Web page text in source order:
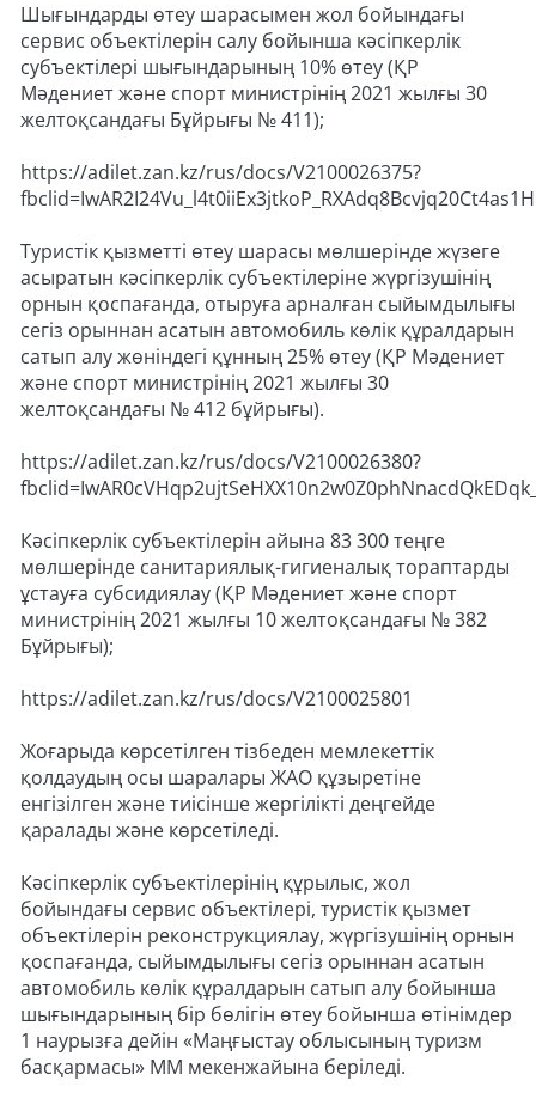
Шығындарды өтеу шарасымен жол бойындағы
сервис объектілерін салу бойынша кәсіпкерлік
субъектілері шығындарының 10% өтеу (ҚР
Мәдениет және спорт министрінің 2021 жылғы 30
желтоқсандағы Бұйрығы № 411);
https://adilet.zan.kz/rus/docs/V2100026375?
Туристік қызметті өтеу шарасы мөлшерінде жүзеге
асыратын кәсіпкерлік субъектілеріне жүргізушінің
орнын қоспағанда, отыруға арналған сыйымдылығы
сегіз орыннан асатын автомобиль көлік құралдарын
сатып алу жөніндегі құнның 25% өтеу (ҚР Мәдениет
және спорт министрінің 2021 жылғы 30
желтоқсандағы № 412 бұйрығы).
https://adilet.zan.kz/rus/docs/V2100026380?
Кәсіпкерлік субъектілерін айына 83 300 теңге
мөлшерінде санитариялық-гигиеналық тораптарды
ұстауға субсидиялау (ҚР Мәдениет және спорт
министрінің 2021 жылғы 10 желтоқсандағы № 382
Бұйрығы);
https://adilet.zan.kz/rus/docs/V2100025801
Жоғарыда көрсетілген тізбеден мемлекеттік
қолдаудың осы шаралары ЖАО құзыретіне
енгізілген және тиісінше жергілікті деңгейде
қаралады және көрсетіледі.
Кәсіпкерлік субъектілерінің құрылыс, жол
бойындағы сервис объектілері, туристік қызмет
объектілерін реконструкциялау, жүргізушінің орнын
қоспағанда, сыйымдылығы сегіз орыннан асатын
автомобиль көлік құралдарын сатып алу бойынша
шығындарының бір бөлігін өтеу бойынша өтінімдер
1 наурызға дейін «Маңғыстау облысының туризм
басқармасы» ММ мекенжайына беріледі.